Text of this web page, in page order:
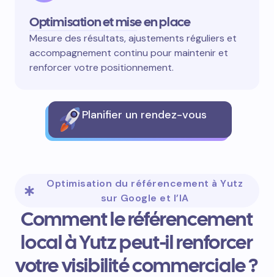
Optimisation et mise en place
Mesure des résultats, ajustements réguliers et
accompagnement continu pour maintenir et
renforcer votre positionnement.
Planifier un rendez-vous
Optimisation du référencement à Yutz
sur Google et l’IA
Comment le référencement
local à Yutz peut-il renforcer
votre visibilité commerciale ?